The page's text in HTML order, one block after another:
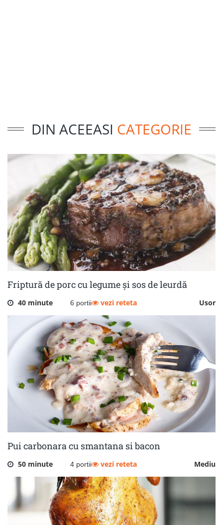
DIN ACEEASI CATEGORIE
Friptură de porc cu legume și sos de leurdă
40 minute 6 portii Usor
vezi reteta
Pui carbonara cu smantana si bacon
50 minute 4 portii Mediu
vezi reteta